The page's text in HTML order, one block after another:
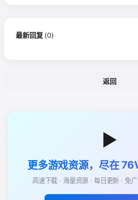
最新回复(0)
返回
▶
更多游戏资源，尽在
高速下载 · 海量资源 · 每日更新 · 免